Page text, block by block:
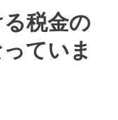
税金の
ていま